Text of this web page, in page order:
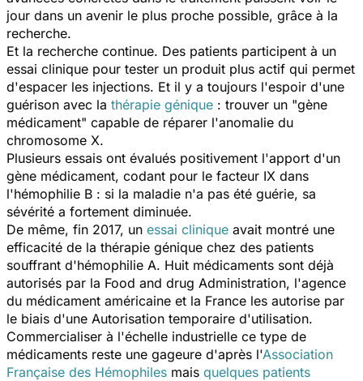
jour dans un avenir le plus proche possible, grâce à la
recherche.
Et la recherche continue. Des patients participent à un
essai clinique pour tester un produit plus actif qui permet
d'espacer les injections. Et il y a toujours l'espoir d'une
guérison avec la thérapie génique : trouver un "gène
médicament" capable de réparer l'anomalie du
chromosome X.
Plusieurs essais ont évalués positivement l'apport d'un
gène médicament, codant pour le facteur IX dans
l'hémophilie B : si la maladie n'a pas été guérie, sa
sévérité a fortement diminuée.
De même, fin 2017, un essai clinique avait montré une
efficacité de la thérapie génique chez des patients
souffrant d'hémophilie A. Huit médicaments sont déjà
autorisés par la Food and drug Administration, l'agence
du médicament américaine et la France les autorise par
le biais d'une Autorisation temporaire d'utilisation.
Commercialiser à l'échelle industrielle ce type de
médicaments reste une gageure d'après l'Association
Française des Hémophiles mais quelques patients